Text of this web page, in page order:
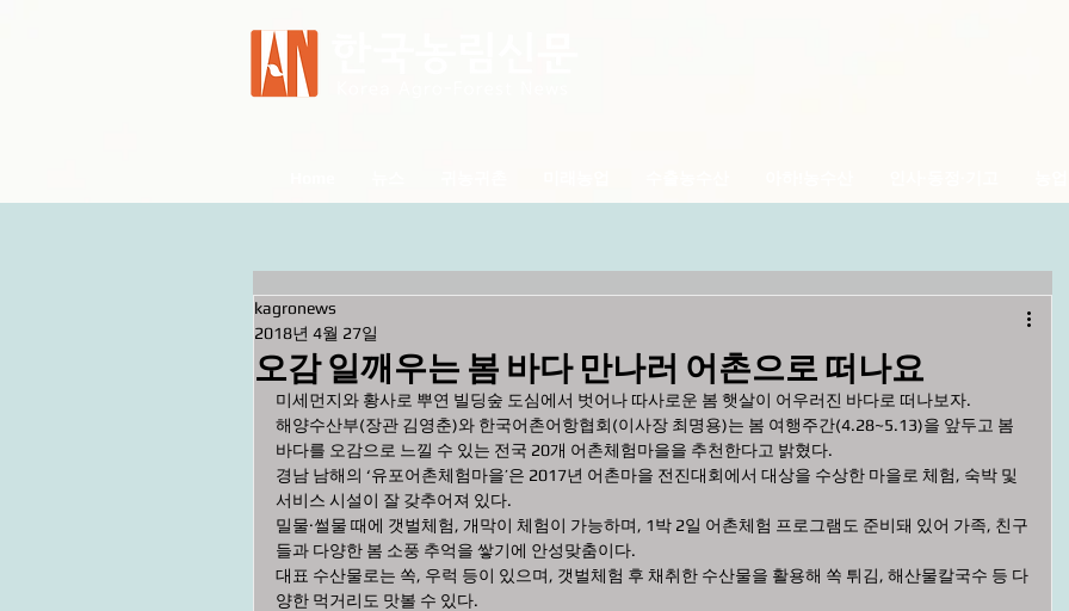
오감 일깨우는 봄 바다 만나러 어촌으로 떠나요
kagronews
2018년 4월 27일
미세먼지와 황사로 뿌연 빌딩숲 도심에서 벗어나 따사로운 봄 햇살이 어우러진 바다로 떠나보자.
해양수산부(장관 김영춘)와 한국어촌어항협회(이사장 최명용)는 봄 여행주간(4.28~5.13)을 앞두고 봄
바다를 오감으로 느낄 수 있는 전국 20개 어촌체험마을을 추천한다고 밝혔다.
경남 남해의 ‘유포어촌체험마을’은 2017년 어촌마을 전진대회에서 대상을 수상한 마을로 체험, 숙박 및
서비스 시설이 잘 갖추어져 있다.
밀물·썰물 때에 갯벌체험, 개막이 체험이 가능하며, 1박 2일 어촌체험 프로그램도 준비돼 있어 가족, 친구
들과 다양한 봄 소풍 추억을 쌓기에 안성맞춤이다.
대표 수산물로는 쏙, 우럭 등이 있으며, 갯벌체험 후 채취한 수산물을 활용해 쏙 튀김, 해산물칼국수 등 다
양한 먹거리도 맛볼 수 있다.